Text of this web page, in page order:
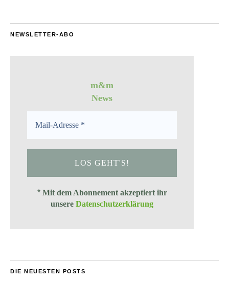
NEWSLETTER-ABO
m&m
News
* Mit dem Abonnement akzeptiert ihr
unsereDatenschutzerklärung
DIE NEUESTEN POSTS